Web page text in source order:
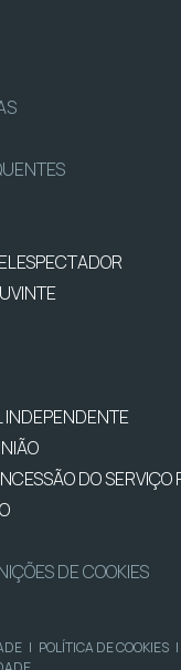
INDEPENDENTE
DO SERVIÇO
DE COOKIES
| POLÍTICA DE COOKIES |